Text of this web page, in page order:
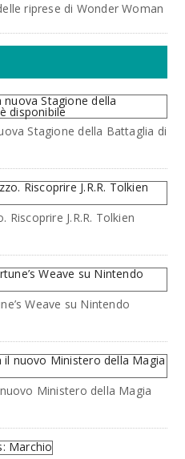
riprese di Wonder Woman
Stagione della Battaglia di
Riscoprire J.R.R. Tolkien
Weave su Nintendo
Ministero della Magia